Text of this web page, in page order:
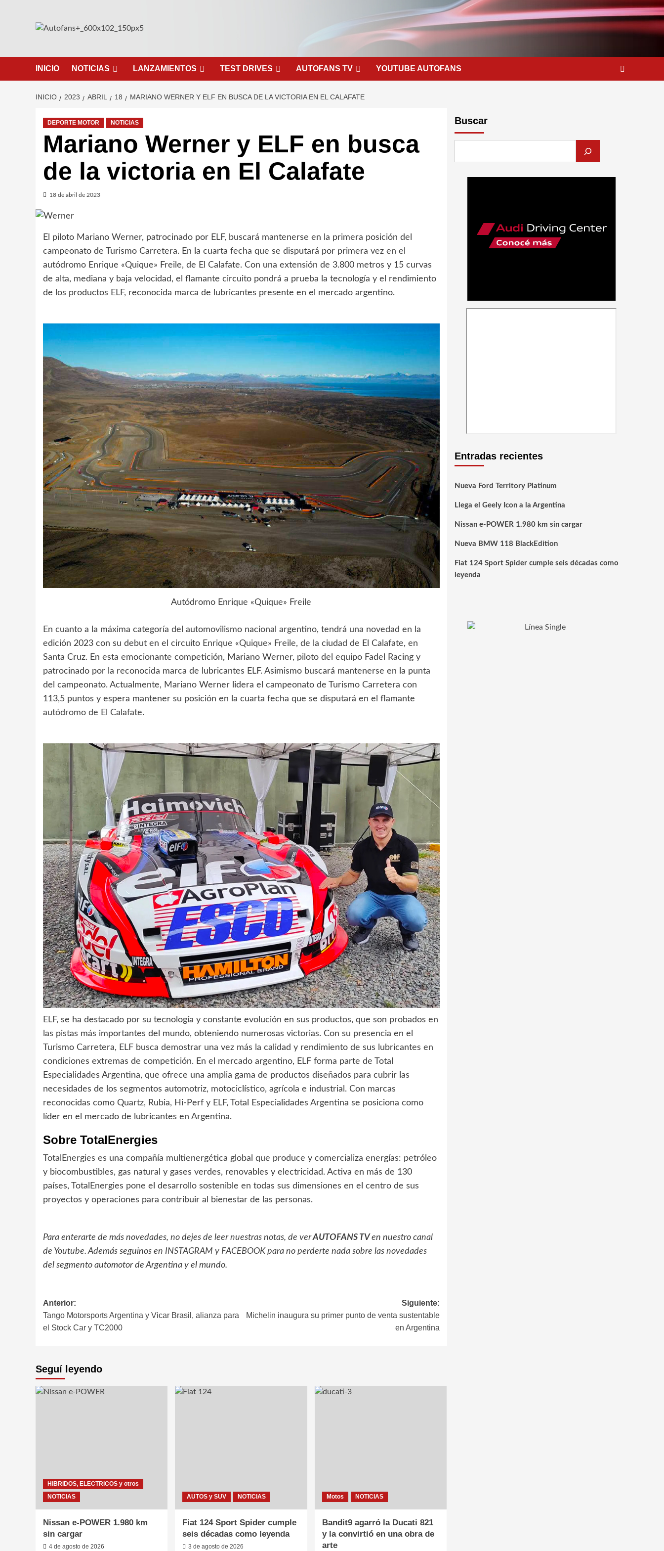
INICIO NOTICIAS LANZAMIENTOS TEST DRIVES AUTOFANS TV YOUTUBE AUTOFANS
INICIO 2023 ABRIL 18 MARIANO WERNER Y ELF EN BUSCA DE LA VICTORIA EN EL CALAFATE
DEPORTE MOTOR NOTICIAS
Mariano Werner y ELF en busca
de la victoria en El Calafate
18 de abril de 2023
El piloto Mariano Werner, patrocinado por ELF, buscará mantenerse en la primera posición del
campeonato de Turismo Carretera. En la cuarta fecha que se disputará por primera vez en el
autódromo Enrique «Quique» Freile, de El Calafate. Con una extensión de 3.800 metros y 15 curvas
de alta, mediana y baja velocidad, el flamante circuito pondrá a prueba la tecnología y el rendimiento
de los productos ELF, reconocida marca de lubricantes presente en el mercado argentino.
Autódromo Enrique «Quique» Freile
En cuanto a la máxima categoría del automovilismo nacional argentino, tendrá una novedad en la
edición 2023 con su debut en el circuito Enrique «Quique» Freile, de la ciudad de El Calafate, en
Santa Cruz. En esta emocionante competición, Mariano Werner, piloto del equipo Fadel Racing y
patrocinado por la reconocida marca de lubricantes ELF. Asimismo buscará mantenerse en la punta
del campeonato. Actualmente, Mariano Werner lidera el campeonato de Turismo Carretera con
113,5 puntos y espera mantener su posición en la cuarta fecha que se disputará en el flamante
autódromo de El Calafate.
ELF, se ha destacado por su tecnología y constante evolución en sus productos, que son probados en
las pistas más importantes del mundo, obteniendo numerosas victorias. Con su presencia en el
Turismo Carretera, ELF busca demostrar una vez más la calidad y rendimiento de sus lubricantes en
condiciones extremas de competición. En el mercado argentino, ELF forma parte de Total
Especialidades Argentina, que ofrece una amplia gama de productos diseñados para cubrir las
necesidades de los segmentos automotriz, motociclístico, agrícola e industrial. Con marcas
reconocidas como Quartz, Rubia, Hi-Perf y ELF, Total Especialidades Argentina se posiciona como
líder en el mercado de lubricantes en Argentina.
Sobre TotalEnergies
TotalEnergies es una compañía multienergética global que produce y comercializa energías: petróleo
y biocombustibles, gas natural y gases verdes, renovables y electricidad. Activa en más de 130
países, TotalEnergies pone el desarrollo sostenible en todas sus dimensiones en el centro de sus
proyectos y operaciones para contribuir al bienestar de las personas.
Para enterarte de más novedades, no dejes de leernuestras notas, de verAUTOFANS TV en nuestro canal
de Youtube. Además seguinos en INSTAGRAM y FACEBOOK para no perderte nada sobre las novedades
del segmento automotor de Argentina y el mundo.
Navegación
de
entradas
Anterior:
Tango Motorsports Argentina y Vicar Brasil, alianza para
el Stock Car y TC2000
Siguiente:
Michelin inaugura su primer punto de venta sustentable
en Argentina
Seguí leyendo
HIBRIDOS, ELECTRICOS y otros
NOTICIAS
Nissan e-POWER 1.980 km
sin cargar
4 de agosto de 2026
AUTOS y SUV NOTICIAS
Fiat 124 Sport Spider cumple
seis décadas como leyenda
3 de agosto de 2026
Motos NOTICIAS
Bandit9 agarró la Ducati 821
y la convirtió en una obra de
arte
Buscar
Entradas recientes
Nueva Ford Territory Platinum
Llega el Geely Icon a la Argentina
Nissan e-POWER 1.980 km sin cargar
Nueva BMW 118 BlackEdition
Fiat 124 Sport Spider cumple seis décadas como
leyenda